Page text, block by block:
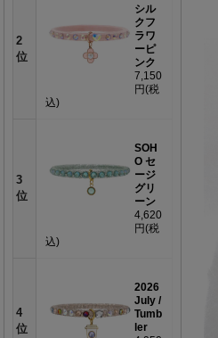
2
位
シル
クフ
ラワ
ーピ
ンク
7,150
円(税
込)
3
位
SOH
O セ
ージ
グリ
ーン
4,620
円(税
込)
4
位
2026
July /
Tumb
ler